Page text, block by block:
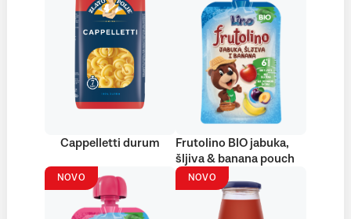
Cappelletti durum
Frutolino BIO jabuka,
šljiva & banana pouch
NOVO NOVO